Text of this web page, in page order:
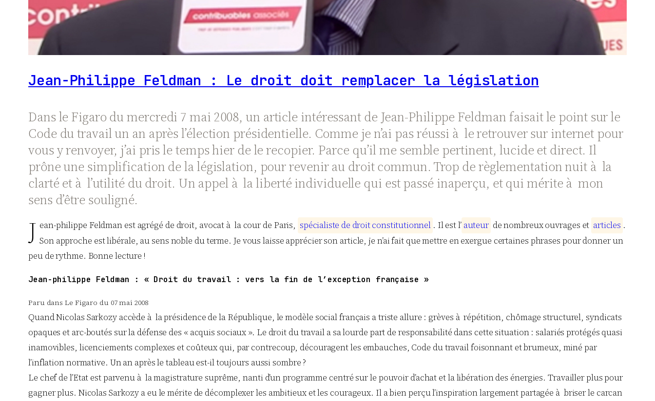
Jean-Philippe Feldman : Le droit doit remplacer la législation
Dans le Figaro du mercredi 7 mai 2008, un article intéressant de Jean-Philippe Feldman faisait le point sur le
Code du travail un an après l’élection présidentielle. Comme je n’ai pas réussi à le retrouver sur internet pour
vous y renvoyer, j’ai pris le temps hier de le recopier. Parce qu’il me semble pertinent, lucide et direct. Il
prône une simplification de la législation, pour revenir au droit commun. Trop de règlementation nuit à la
clarté et à l’utilité du droit. Un appel à la liberté individuelle qui est passé inaperçu, et qui mérite à mon
sens d’être souligné.
J ean-philippe Feldman est agrégé de droit, avocat à la cour de Paris, spécialiste de droitconstitutionnel . Il est l’ auteur de nombreux ouvrages et articles .
Son approche est libérale, au sens noble du terme. Je vous laisse apprécier son article, je n’ai fait que mettre en exergue certaines phrases pour donner un
peu de rythme. Bonne lecture !
Jean-philippe Feldman : « Droit du travail : vers la fin de l’exception française »
Paru dans Le Figaro du 07 mai 2008
Quand Nicolas Sarkozy accède à la présidence de la République, le modèle social français a triste allure : grèves à répétition, chômage structurel, syndicats
opaques et arc-boutés sur la défense des « acquis sociaux ». Le droit du travail a sa lourde part de responsabilité dans cette situation : salariés protégés quasi
inamovibles, licenciements complexes et coûteux qui, par contrecoup, découragent les embauches, Code du travail foisonnant et brumeux, miné par
l’inflation normative. Un an après le tableau est-il toujours aussi sombre ?
Le chef de l’Etat est parvenu à la magistrature suprême, nanti d’un programme centré sur le pouvoir d’achat et la libération des énergies. Travailler plus pour
gagner plus. Nicolas Sarkozy a eu le mérite de décomplexer les ambitieux et les courageux. Il a bien perçu l’inspiration largement partagée à briser le carcan